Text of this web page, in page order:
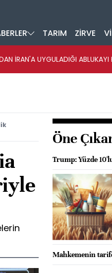
TARIM ZİRVE
İRAN'A UYGULADIĞI ABLUKAYI
Öne
Trump: Yüzde
Mahkemenin